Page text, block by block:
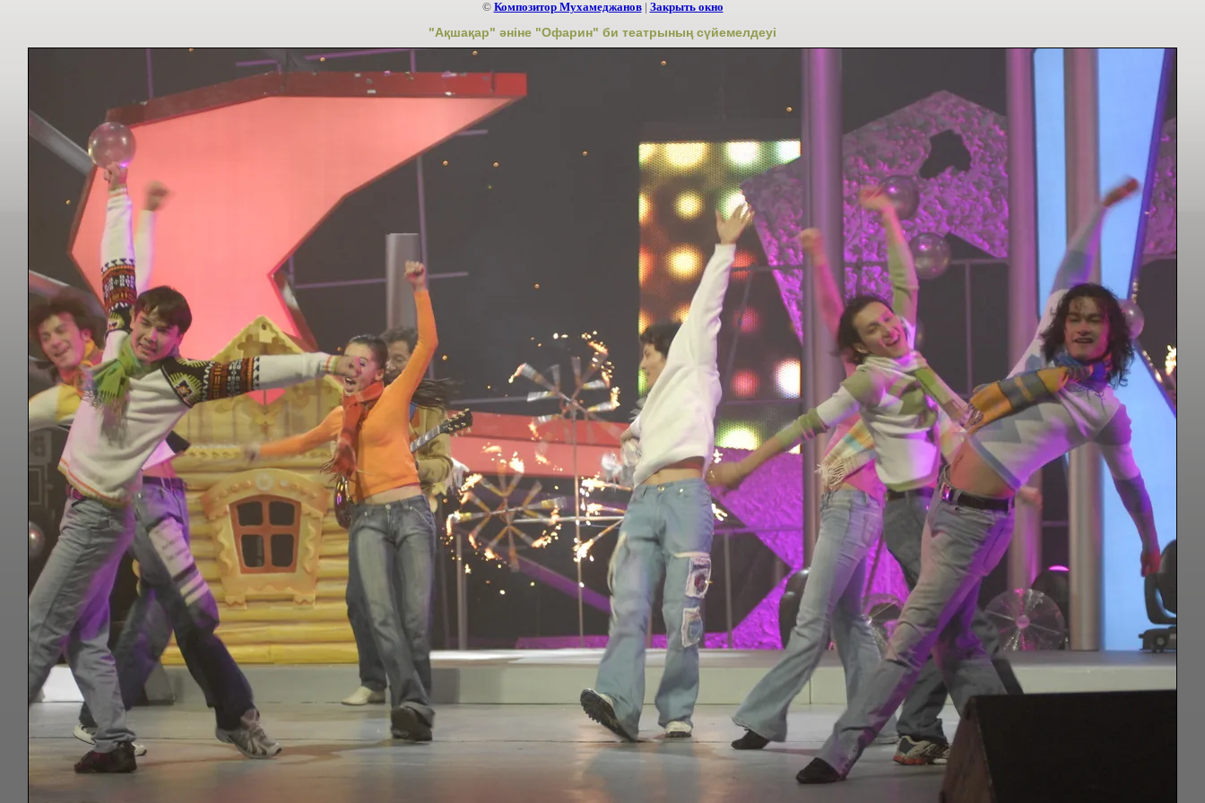
© Композитор Мухамеджанов| Закрыть окно
"Ақшақар" әніне "Офарин" би театрының сүйемелдеуі